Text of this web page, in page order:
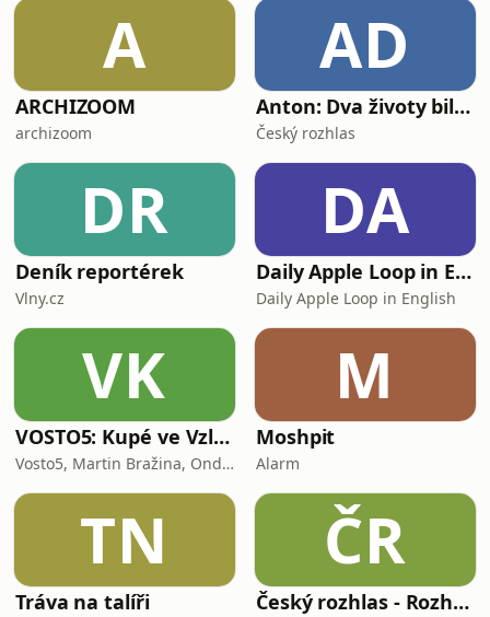
A
ARCHIZOOM
archizoom
AD
Anton: Dva životy billboardového krále
Český rozhlas
DR
Deník reportérek
Vlny.cz
DA
Daily Apple Loop in English
Daily Apple Loop in English
VK
VOSTO5: Kupé ve Vzletu
Vosto5, Martin Bražina, Ondřej Cihlář, Petr Prokop, Ondřej Bauer
M
Moshpit
Alarm
TN
Tráva na talíři
ČR
Český rozhlas - Rozhovory